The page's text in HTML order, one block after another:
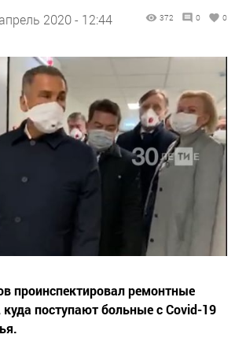
2020 - 12:44 372 0 0
проинспектировал ремонтные
поступают больные с Covid-19